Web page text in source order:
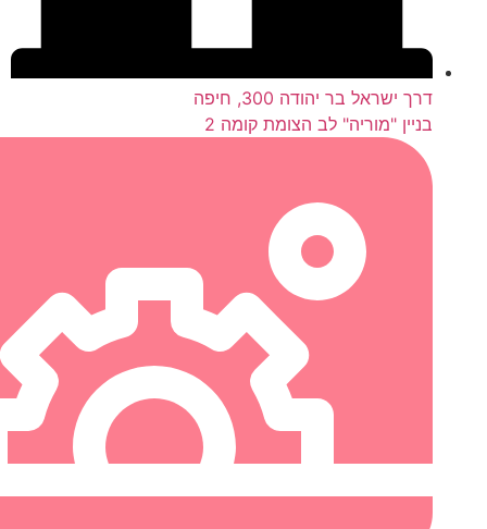
דרך ישראל בר יהודה 300, חיפה
בניין "מוריה" לב הצומת קומה 2